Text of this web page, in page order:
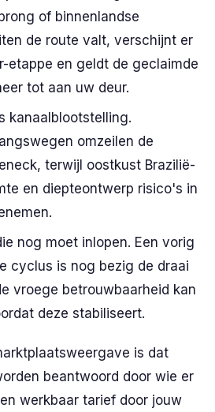
of binnenlandse
de route valt, verschijnt er
etappe en geldt de geclaimde
tot aan uw deur.
kanaalblootstelling.
omzeilen de
terwijl oostkust Brazilië-
en diepteontwerp risico's in
nog moet inlopen. Een vorig
cyclus is nog bezig de draai
vroege betrouwbaarheid kan
deze stabiliseert.
is dat
beantwoord door wie er
werkbaar tarief door jouw